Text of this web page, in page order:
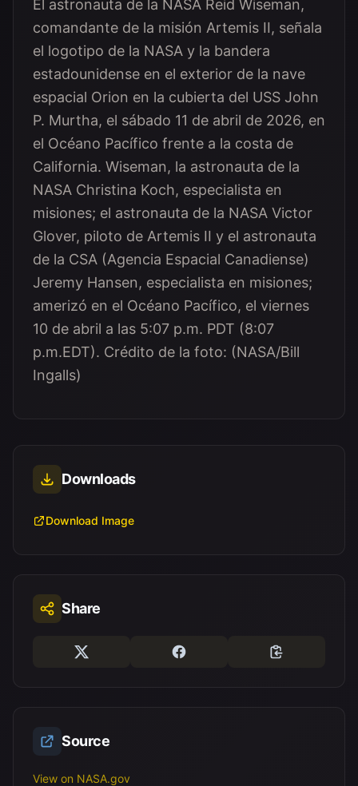
El astronauta de la NASA Reid Wiseman,
comandante de la misión Artemis II, señala
el logotipo de la NASA y la bandera
estadounidense en el exterior de la nave
espacial Orion en la cubierta del USS John
P. Murtha, el sábado 11 de abril de 2026, en
el Océano Pacífico frente a la costa de
California. Wiseman, la astronauta de la
NASA Christina Koch, especialista en
misiones; el astronauta de la NASA Victor
Glover, piloto de Artemis II y el astronauta
de la CSA (Agencia Espacial Canadiense)
Jeremy Hansen, especialista en misiones;
amerizó en el Océano Pacífico, el viernes
10 de abril a las 5:07 p.m. PDT (8:07
p.m.EDT). Crédito de la foto: (NASA/Bill
Ingalls)
Downloads
Download Image
Share
Source
View on NASA.gov